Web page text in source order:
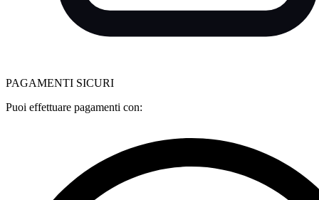
PAGAMENTI SICURI
Puoi effettuare pagamenti con: